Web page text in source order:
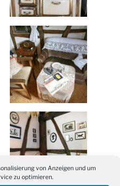
von Anzeigen und um
zu optimieren.